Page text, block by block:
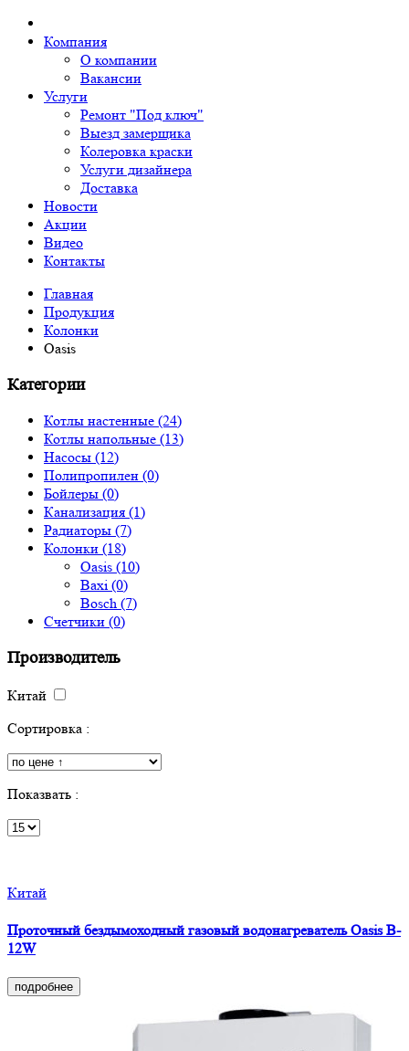
Компания
О компании
Вакансии
Услуги
Ремонт "Под ключ"
Выезд замерщика
Колеровка краски
Услуги дизайнера
Доставка
Новости
Акции
Видео
Контакты
Главная
Продукция
Колонки
Oasis
Категории
Котлы настенные (24)
Котлы напольные (13)
Насосы (12)
Полипропилен (0)
Бойлеры (0)
Канализация (1)
Радиаторы (7)
Колонки (18)
Oasis (10)
Baxi (0)
Bosch (7)
Счетчики (0)
Производитель
Китай
Сортировка :
Показвать :
Китай
Проточный бездымоходный газовый водонагреватель Oasis B-
12W
подробнее